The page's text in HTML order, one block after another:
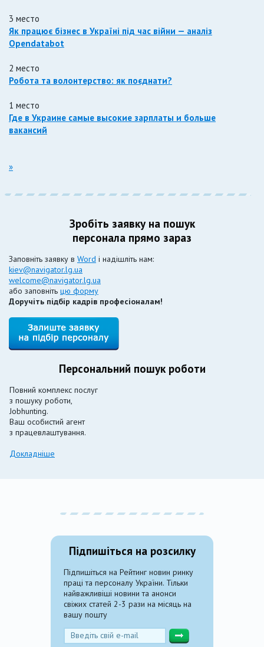
3 место
Як працює бізнес в Україні під час війни — аналіз
Opendatabot
2 место
Робота та волонтерство: як поєднати?
1 место
Где в Украине самые высокие зарплаты и больше
вакансий
»
Зробіть заявку на пошук
персонала прямо зараз
Заповніть заявку в Word і надішліть нам:
kiev@navigator.lg.ua
welcome@navigator.lg.ua
або заповніть цю форму
Доручіть підбір кадрів професіоналам!
Персональний пошук роботи
Повний комплекс послуг
з пошуку роботи,
Jobhunting.
Ваш особистий агент
з працевлаштування.
Докладніше
Підпишіться на розсилку
Підпишіться на Рейтинг новин ринку
праці та персоналу України. Тільки
найважливіші новини та анонси
свіжих статей 2-3 рази на місяць на
вашу пошту